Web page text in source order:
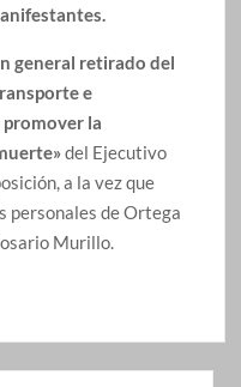
general retirado del
e
la
del Ejecutivo
a la vez que
personales de Ortega
Murillo.